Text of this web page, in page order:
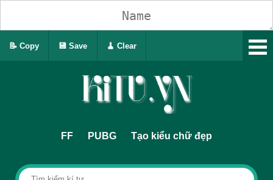
FF PUBG Tạo kiểu chữ đẹp
📝 Copy 💾 Save 🧹 Clear